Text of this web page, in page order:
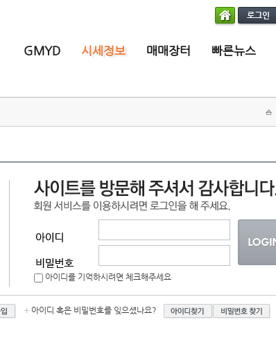
GMYD 시세정보 매매장터 빠른뉴스
아이디를 기억하시려면 체크해주세요
아이디 혹은 비밀번호를 잊으셨나요?